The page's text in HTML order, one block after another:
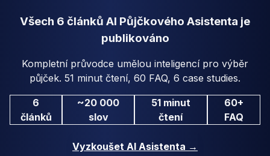
Všech 6 článků AI Půjčkového Asistenta je
publikováno
Kompletní průvodce umělou inteligencí pro výběr
půjček. 51 minut čtení, 60 FAQ, 6 case studies.
6
článků
~20 000
slov
51 minut
čtení
60+
FAQ
Vyzkoušet AI Asistenta →